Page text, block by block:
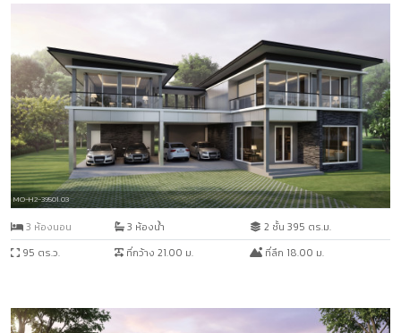
MO-H2-39501.03
3 ห้องนอน 3 ห้องน้ำ
2 ชั้น 395 ตร.ม.
95 ตร.ว.
ที่กว้าง 21.00 ม. ที่ลึก 18.00 ม.